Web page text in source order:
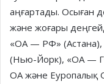
аңғартады. Осыған
және жоғары
«ОА — РФ»
(Нью-Йорк), «ОА —
ОА және Еуропалық